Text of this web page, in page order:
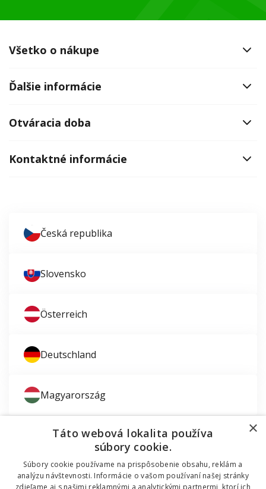
Všetko o nákupe
Ďalšie informácie
Otváracia doba
Kontaktné informácie
Česká republika
Slovensko
Österreich
Deutschland
Magyarország
Zaujíma vás montáž okien?
×
Táto webová lokalita používa
súbory cookie.
Súbory cookie používame na prispôsobenie obsahu, reklám a
analýzu návštevnosti. Informácie o vašom používaní našej stránky
zdieľame aj s našimi reklamnými a analytickými partnermi, ktorí ich